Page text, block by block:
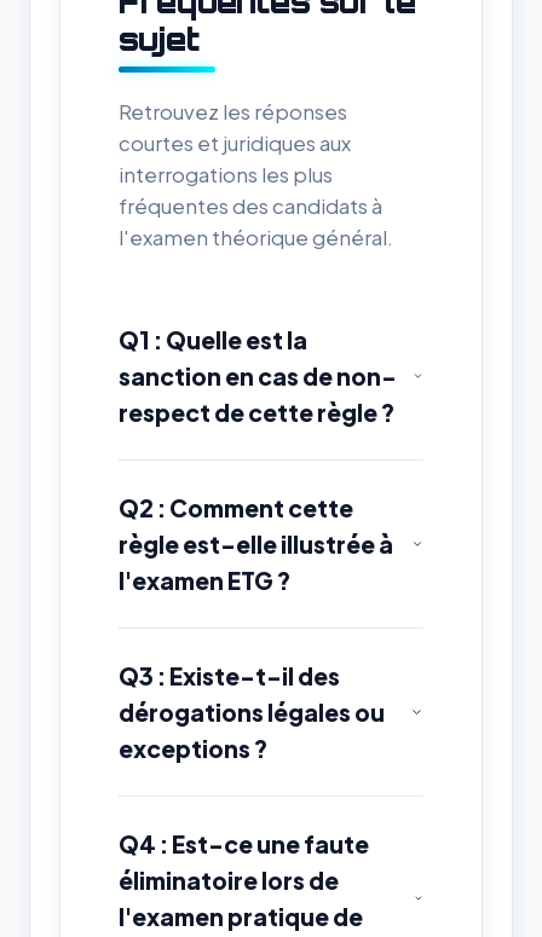
sujet
Retrouvez les réponses
courtes et juridiques aux
interrogations les plus
fréquentes des candidats à
l'examen théorique général.
Q1 : Quelle est la
sanction en cas de non-
respect de cette règle ?
Q2 : Comment cette
règle est-elle illustrée à
l'examen ETG ?
Q3 : Existe-t-il des
dérogations légales ou
exceptions ?
Q4 : Est-ce une faute
éliminatoire lors de
l'examen pratique de